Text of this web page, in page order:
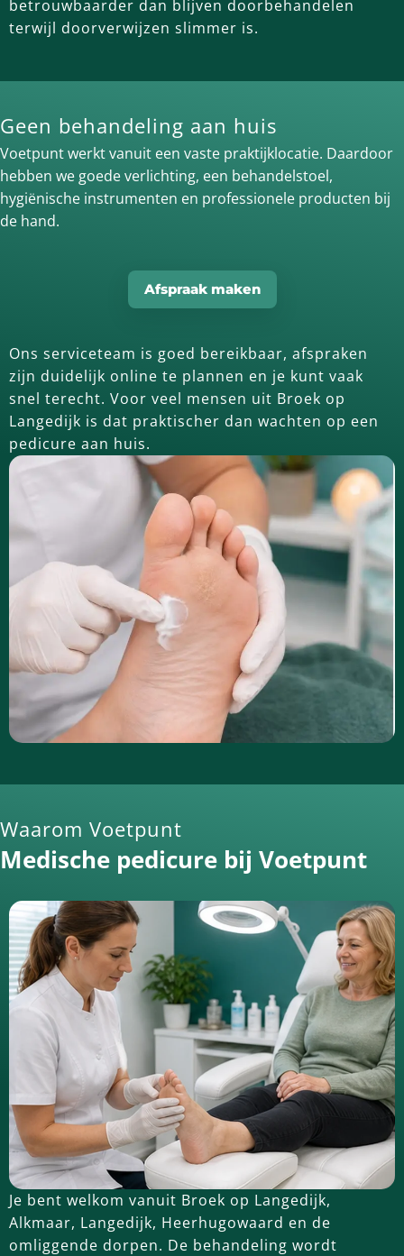
betrouwbaarder dan blijven doorbehandelen
terwijl doorverwijzen slimmer is.
Geen behandeling aan huis
Voetpunt werkt vanuit een vaste praktijklocatie. Daardoor
hebben we goede verlichting, een behandelstoel,
hygiënische instrumenten en professionele producten bij
de hand.
Afspraak maken
Ons serviceteam is goed bereikbaar, afspraken
zijn duidelijk online te plannen en je kunt vaak
snel terecht. Voor veel mensen uit Broek op
Langedijk is dat praktischer dan wachten op een
pedicure aan huis.
Waarom Voetpunt
Medische pedicure bij Voetpunt
Je bent welkom vanuit Broek op Langedijk,
Alkmaar, Langedijk, Heerhugowaard en de
omliggende dorpen. De behandeling wordt